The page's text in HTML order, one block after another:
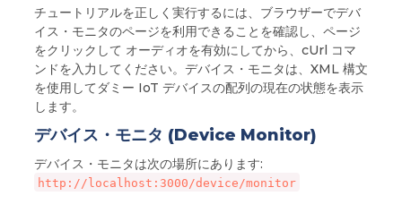
チュートリアルを正しく実行するには、ブラウザーでデバ
イス・モニタのページを利用できることを確認し、ページ
をクリックして オーディオを有効にしてから、cUrl コマ
ンドを入力してください。デバイス・モニタは、XML 構文
を使用してダミー IoT デバイスの配列の現在の状態を表示
します。
デバイス・モニタ (Device Monitor)
デバイス・モニタは次の場所にあります:
http://localhost:3000/device/monitor